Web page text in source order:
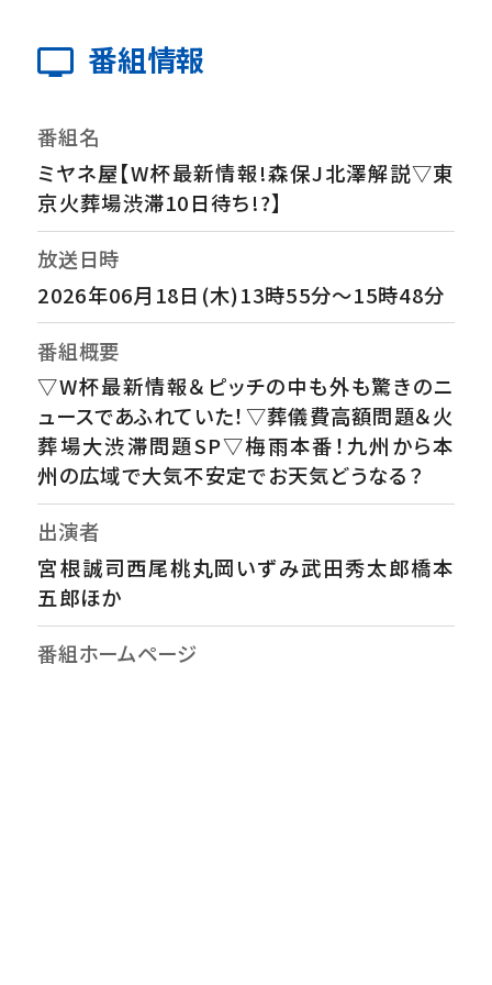
番組情報
番組名
ミヤネ屋【W杯最新情報!森保J北澤解説▽東
京火葬場渋滞10日待ち!?】
放送日時
2026年06月18日(木)13時55分～15時48分
番組概要
▽W杯最新情報＆ピッチの中も外も驚きのニ
ュースであふれていた！▽葬儀費高額問題＆火
葬場大渋滞問題SP▽梅雨本番！九州から本
州の広域で大気不安定でお天気どうなる？
出演者
宮根誠司西尾桃丸岡いずみ武田秀太郎橋本
五郎ほか
番組ホームページ